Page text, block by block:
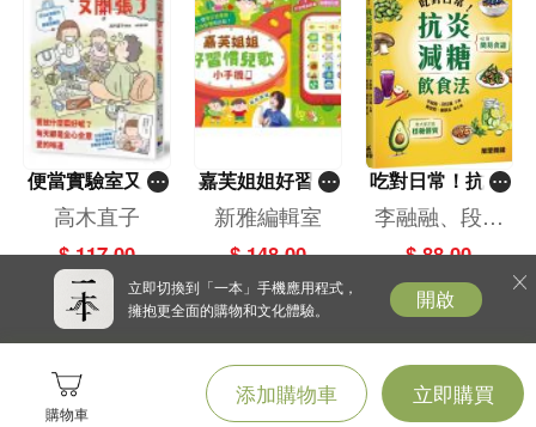
購物車
添加購物車 立即購買
便當實驗室又開
張了——日日和
特別日的菜單挑
戰記
高木直子
$ 117.00
嘉芙姐姐好習慣
兒歌小手機
新雅編輯室
$ 148.00
吃對日常！抗炎
減糖飲食法
李融融、段佳
麗,黃梨煜、顧
$ 88.00
立即切換到「一本」手機應用程式，
擁抱更全面的購物和文化體驗。
開啟